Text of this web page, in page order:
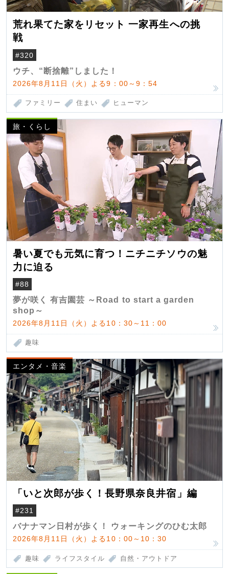
荒れ果てた家をリセット 一家再生への挑
戦
#320
ウチ、“断捨離”しました！
2026年8月11日（火）よる9：00～9：54
ファミリー 住まい ヒューマン
旅・くらし
暑い夏でも元気に育つ！ニチニチソウの魅
力に迫る
#88
夢が咲く 有吉園芸 ～Road to start a garden
shop～
2026年8月11日（火）よる10：30～11：00
趣味
エンタメ・音楽
「いと次郎が歩く！長野県奈良井宿」編
#231
バナナマン日村が歩く！ ウォーキングのひむ太郎
2026年8月11日（火）よる10：00～10：30
趣味 ライフスタイル 自然・アウトドア